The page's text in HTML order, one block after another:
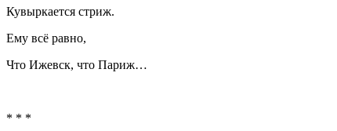
Кувыркается стриж.
Ему всё равно,
Что Ижевск, что Париж…
* * *